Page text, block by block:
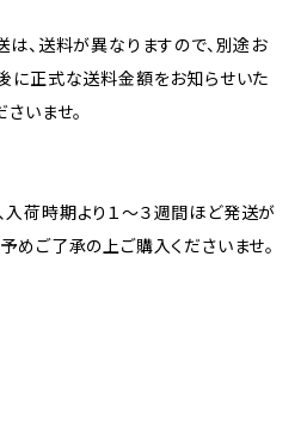
は、送料が異なりますので、別途お
に正式な送料金額をお知らせいた
いませ。
荷時期より１～３週間ほど発送が
めご了承の上ご購入くださいませ。